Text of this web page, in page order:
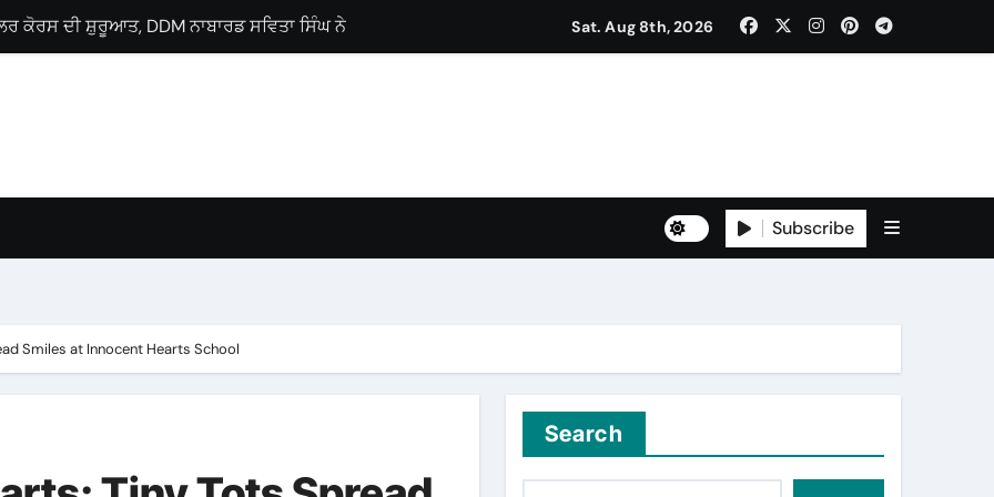
ਸਿੰਘ ਸਿੰਗੜੀਵਾਲਾ ਨੂੰ ਵਿਧਾਨ ਸਭਾ ਹਲਕਾ ਗੜਸ਼ੰਕਰ ਤੋਂ ਉਮੀਦਵਾਰ ਐਲਾਨਿਆ
Sat. Aug 8th, 2026
Subscribe
Smiles at Innocent Hearts School
Search